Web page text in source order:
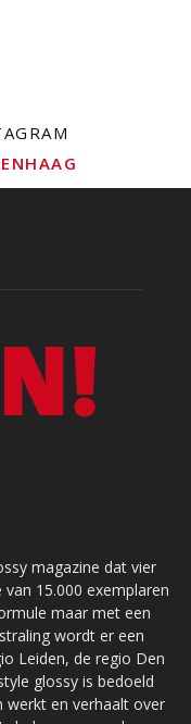
magazine dat vier
15.000 exemplaren
maar met een
wordt er een
Leiden, de regio Den
glossy is bedoeld
werkt en verhaalt over